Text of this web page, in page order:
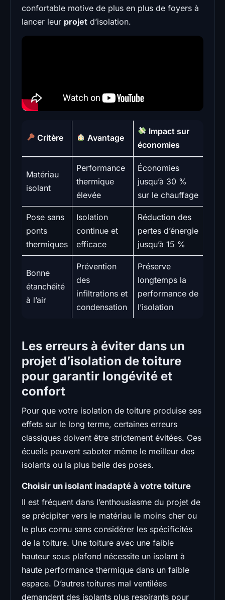
confortable motive de plus en plus de foyers à
lancer leur projet d’isolation.
Critère Avantage
Impact sur
économies
Matériau
isolant
Performance
thermique
élevée
Économies
jusqu’à 30 %
sur le chauffage
Pose sans
ponts
thermiques
Isolation
continue et
efficace
Réduction des
pertes d’énergie
jusqu’à 15 %
Bonne
étanchéité
à l’air
Prévention
des
infiltrations et
condensation
Préserve
longtemps la
performance de
l’isolation
Les erreurs à éviter dans un
projet d’isolation de toiture
pour garantir longévité et
confort
Pour que votre isolation de toiture produise ses
effets sur le long terme, certaines erreurs
classiques doivent être strictement évitées. Ces
écueils peuvent saboter même le meilleur des
isolants ou la plus belle des poses.
Choisir un isolant inadapté à votre toiture
Il est fréquent dans l’enthousiasme du projet de
se précipiter vers le matériau le moins cher ou
le plus connu sans considérer les spécificités
de la toiture. Une toiture avec une faible
hauteur sous plafond nécessite un isolant à
haute performance thermique dans un faible
espace. D’autres toitures mal ventilées
demandent des isolants plus respirants pour